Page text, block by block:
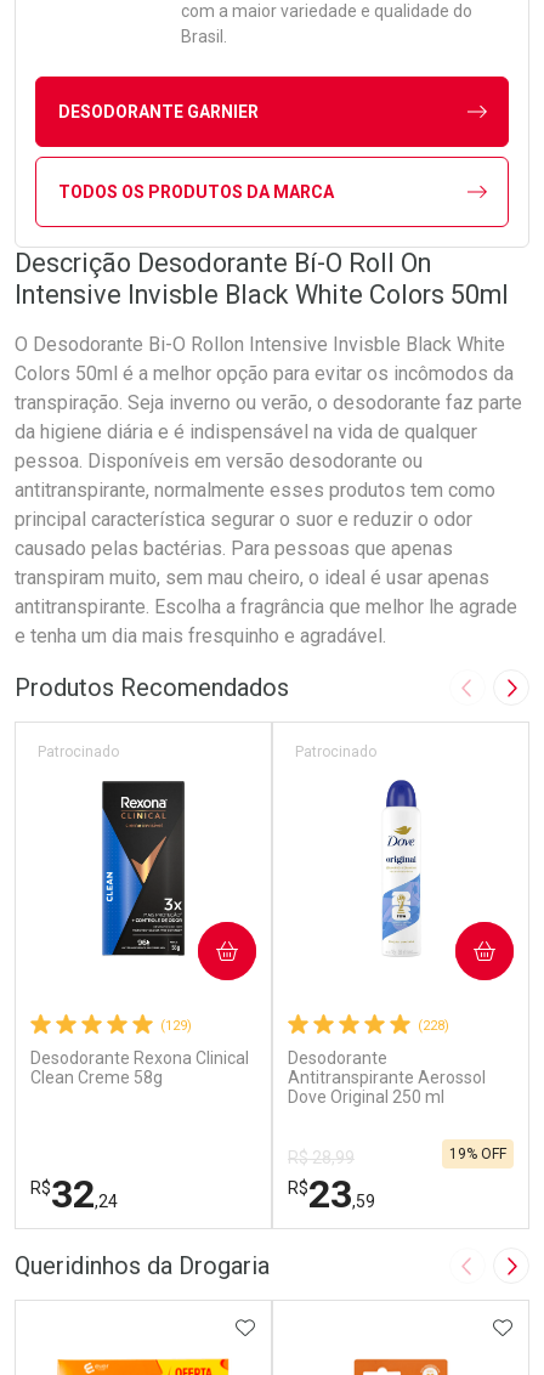
com a maior variedade e qualidade do
Brasil.
DESODORANTE GARNIER
TODOS OS PRODUTOS DA MARCA
Descrição Desodorante Bí-O Roll On
Intensive Invisble Black White Colors 50ml
O Desodorante Bi-O Rollon Intensive Invisble Black White
Colors 50ml é a melhor opção para evitar os incômodos da
transpiração. Seja inverno ou verão, o desodorante faz parte
da higiene diária e é indispensável na vida de qualquer
pessoa. Disponíveis em versão desodorante ou
antitranspirante, normalmente esses produtos tem como
principal característica segurar o suor e reduzir o odor
causado pelas bactérias. Para pessoas que apenas
transpiram muito, sem mau cheiro, o ideal é usar apenas
antitranspirante. Escolha a fragrância que melhor lhe agrade
e tenha um dia mais fresquinho e agradável.
Produtos Recomendados Imagem
(129)
Desodorante Rexona Clinical
Clean Creme 58g
Patrocinado
R$32,24
COMPRAR
(228)
Desodorante
Antitranspirante Aerossol
Dove Original 250 ml
Patrocinado
R$ 28,99
R$23,59
19% OFF
COMPRAR
Queridinhos da Drogaria Imagem
ADICIONAR AOS FAVORITOS